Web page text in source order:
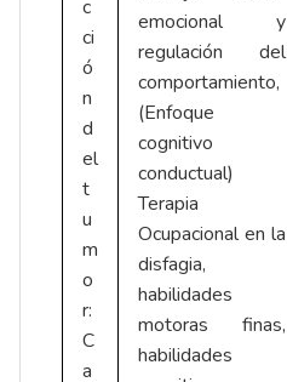
c
ci
ó
n
d
el
t
u
m
o
r:
C
a
emocional y
regulación del
comportamiento,
(Enfoque
cognitivo
conductual)
Terapia
Ocupacional en la
disfagia,
habilidades
motoras finas,
habilidades